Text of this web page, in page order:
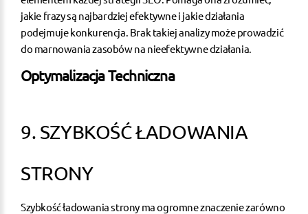
jakie frazy są najbardziej efektywne i jakie działania
podejmuje konkurencja. Brak takiej analizy może prowadzić
do marnowania zasobów na nieefektywne działania.
Optymalizacja Techniczna
9. SZYBKOŚĆ ŁADOWANIA
STRONY
Szybkość ładowania strony ma ogromne znaczenie zarówno